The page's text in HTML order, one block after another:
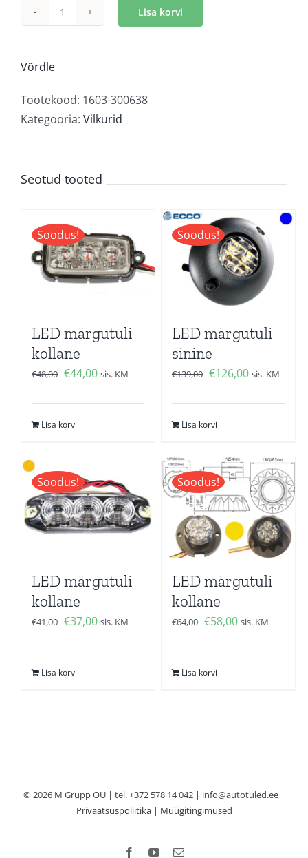
LED
Lisa korvi
Võrdle
Tootekood: 1603-300638
Kategooria: Vilkurid
Seotud tooted
Soodus!
LED märgutuli
kollane
€48,00 Algne
oli:
€48,00.
€44,00Current
is:
sis. KM
Lisa korvi
Soodus!
LED märgutuli
sinine
€139,00 Algne
oli:
€139,00.
€126,00Current
is:
sis. KM
Lisa korvi
Soodus!
LED märgutuli
kollane
€41,00 Algne
oli:
€41,00.
€37,00Current
is:
sis. KM
Lisa korvi
Soodus!
LED märgutuli
kollane
€64,00 Algne
oli:
€64,00.
€58,00Current
is:
sis. KM
Lisa korvi
© 2026 M Grupp OÜ | tel. +372 578 14 042 | info@autotuled.ee |
Privaatsuspoliitika| Müügitingimused
FacebookYouTubeEmail